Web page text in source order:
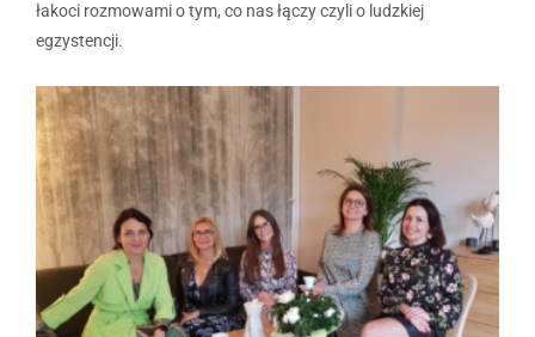
łakoci rozmowami o tym, co nas łączy czyli o ludzkiej
egzystencji.